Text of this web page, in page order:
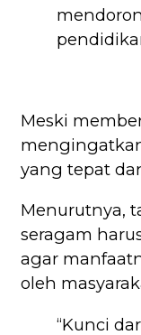
Meski
yang tepat
Menurutnya,
seragam
agar
oleh
“Kunci